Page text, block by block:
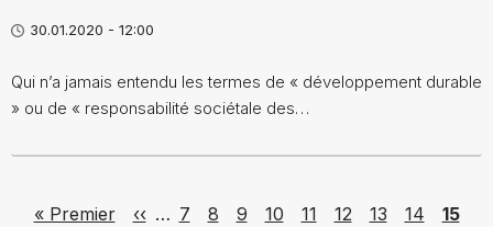
30.01.2020 - 12:00
Qui n’a jamais entendu les termes de « développement durable
» ou de « responsabilité sociétale des…
First page
« Premier Previous page
‹‹ … Page
7 Page
8 Page
9 Page
10 Page
11 Page
12 Page
13 Page
14 Page
15